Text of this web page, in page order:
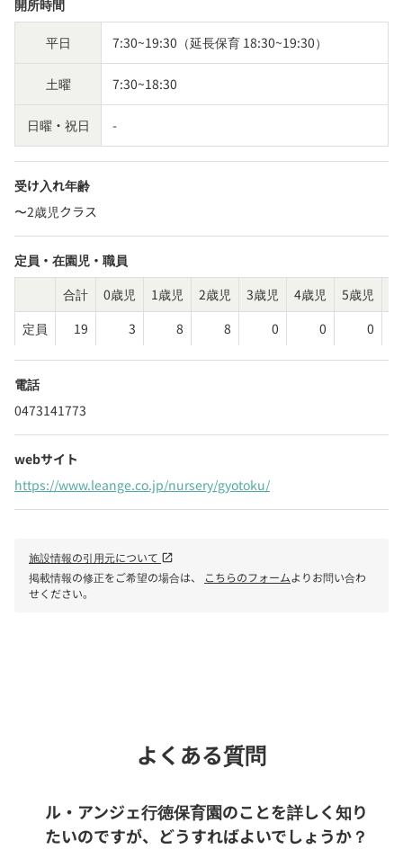
開所時間
平日 7:30~19:30（延長保育 18:30~19:30）
土曜 7:30~18:30
日曜・祝日 -
受け入れ年齢
〜2歳児クラス
定員・在園児・職員
合計
0歳児 1歳児 2歳児 3歳児 4歳児 5歳児
定員
19 3 8 8 0 0 0
電話
0473141773
webサイト
https://www.leange.co.jp/nursery/gyotoku/
施設情報の引用元について open_in_new
掲載情報の修正をご希望の場合は、 こちらのフォームよりお問い合わ
せください。
よくある質問
ル・アンジェ行徳保育園のことを詳しく知り
たいのですが、どうすればよいでしょうか？